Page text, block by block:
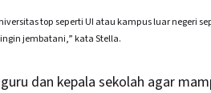
top seperti UI atau kampus luar negeri
jembatani,” kata Stella.
dan kepala sekolah agar